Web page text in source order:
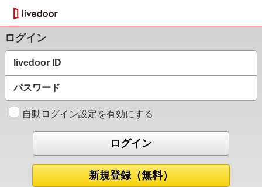
ログイン
livedoor ID
パスワード
自動ログイン設定を有効にする
新規登録（無料）